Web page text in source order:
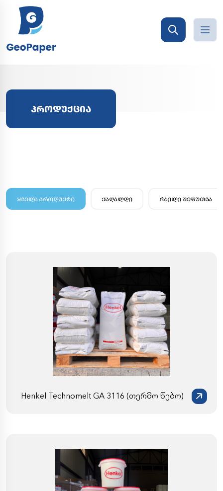
ᲞᲠᲝᲓᲣᲥᲪᲘᲐ
ᲧᲕᲔᲚᲐ ᲞᲠᲝᲓᲣᲥᲢᲘ ᲥᲐᲦᲐᲚᲓᲘ ᲠᲑᲘᲚᲘ ᲨᲔᲤᲣᲗᲕᲐ
Henkel Technomelt GA 3116 (თერმო წებო)